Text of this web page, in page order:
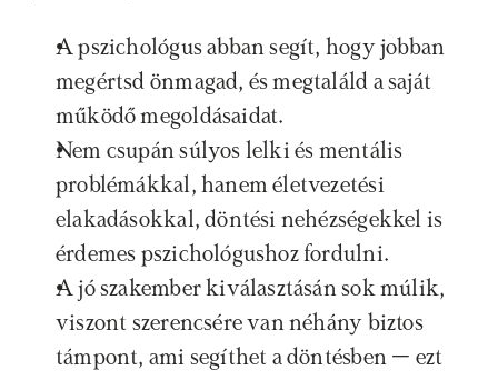
A pszichológus abban segít, hogy jobban
megértsd önmagad, és megtaláld a saját
működő megoldásaidat.
Nem csupán súlyos lelki és mentális
problémákkal, hanem életvezetési
elakadásokkal, döntési nehézségekkel is
érdemes pszichológushoz fordulni.
A jó szakember kiválasztásán sok múlik,
viszont szerencsére van néhány biztos
támpont, ami segíthet a döntésben – ezt